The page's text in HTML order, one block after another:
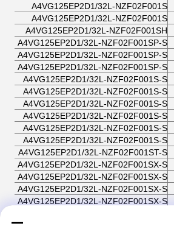
A4VG125EP2D1/32L-NZF02F001S
A4VG125EP2D1/32L-NZF02F001S
A4VG125EP2D1/32L-NZF02F001SH
A4VG125EP2D1/32L-NZF02F001SP-S
A4VG125EP2D1/32L-NZF02F001SP-S
A4VG125EP2D1/32L-NZF02F001SP-S
A4VG125EP2D1/32L-NZF02F001S-S
A4VG125EP2D1/32L-NZF02F001S-S
A4VG125EP2D1/32L-NZF02F001S-S
A4VG125EP2D1/32L-NZF02F001S-S
A4VG125EP2D1/32L-NZF02F001S-S
A4VG125EP2D1/32L-NZF02F001S-S
A4VG125EP2D1/32L-NZF02F001ST-S
A4VG125EP2D1/32L-NZF02F001SX-S
A4VG125EP2D1/32L-NZF02F001SX-S
A4VG125EP2D1/32L-NZF02F001SX-S
A4VG125EP2D1/32L-NZF02F001SX-S